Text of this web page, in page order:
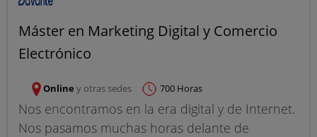
Máster en Marketing Digital y Comercio
Electrónico
Online y otras sedes 700 Horas
Nos encontramos en la era digital y de Internet.
Nos pasamos muchas horas delante de